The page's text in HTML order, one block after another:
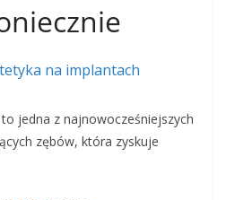
na implantach
jedna z najnowocześniejszych
zębów, która zyskuje